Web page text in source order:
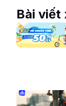
Bài viết